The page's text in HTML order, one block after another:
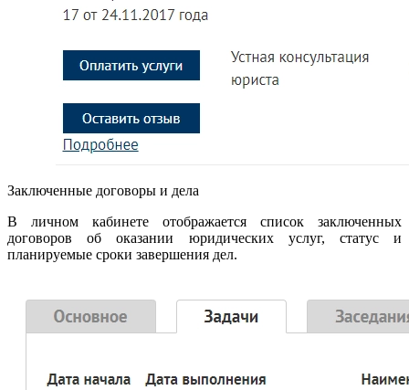
Заключенные договоры и дела
В личном кабинете отображается список заключенных
договоров об оказании юридических услуг, статус и
планируемые сроки завершения дел.